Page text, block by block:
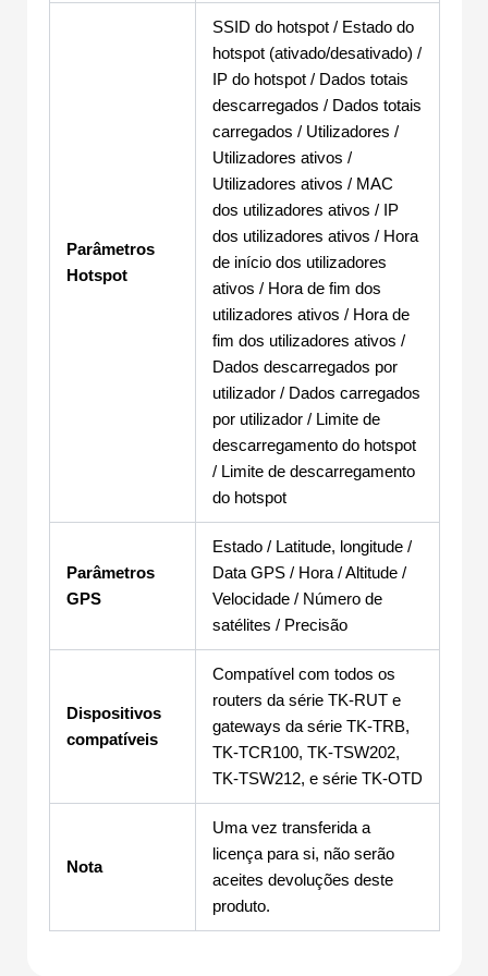
Parâmetros
Hotspot
SSID do hotspot / Estado do
hotspot (ativado/desativado) /
IP do hotspot / Dados totais
descarregados / Dados totais
carregados / Utilizadores /
Utilizadores ativos /
Utilizadores ativos / MAC
dos utilizadores ativos / IP
dos utilizadores ativos / Hora
de início dos utilizadores
ativos / Hora de fim dos
utilizadores ativos / Hora de
fim dos utilizadores ativos /
Dados descarregados por
utilizador / Dados carregados
por utilizador / Limite de
descarregamento do hotspot
/ Limite de descarregamento
do hotspot
Parâmetros
GPS
Estado / Latitude, longitude /
Data GPS / Hora / Altitude /
Velocidade / Número de
satélites / Precisão
Dispositivos
compatíveis
Compatível com todos os
routers da série TK-RUT e
gateways da série TK-TRB,
TK-TCR100, TK-TSW202,
TK-TSW212, e série TK-OTD
Nota
Uma vez transferida a
licença para si, não serão
aceites devoluções deste
produto.